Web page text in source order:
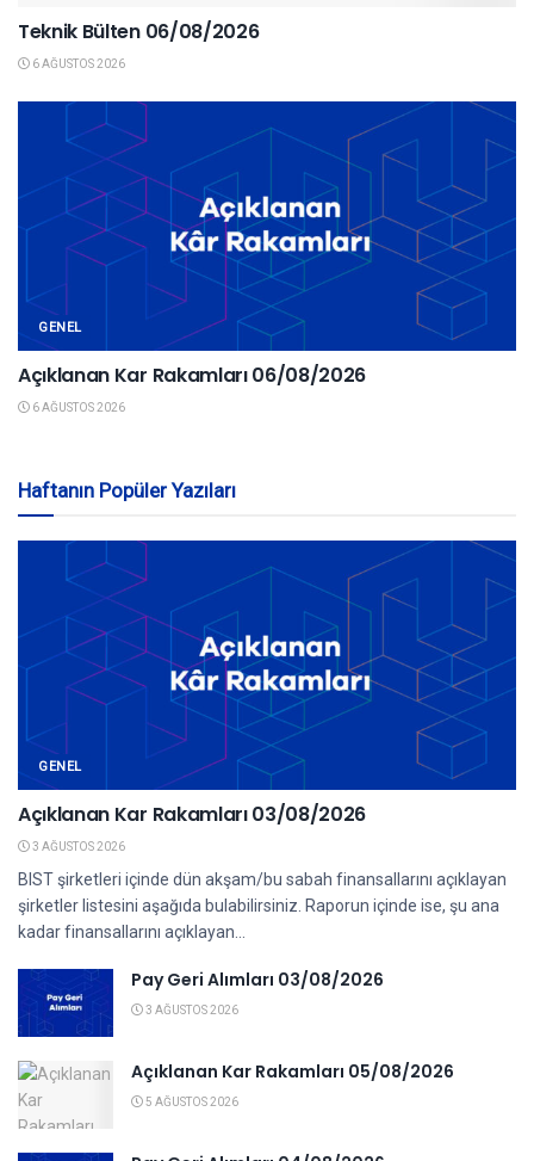
Teknik Bülten 06/08/2026
6 AĞUSTOS 2026
GENEL
Açıklanan Kar Rakamları 06/08/2026
6 AĞUSTOS 2026
Haftanın Popüler Yazıları
GENEL
Açıklanan Kar Rakamları 03/08/2026
3 AĞUSTOS 2026
BIST şirketleri içinde dün akşam/bu sabah finansallarını açıklayan
şirketler listesini aşağıda bulabilirsiniz. Raporun içinde ise, şu ana
kadar finansallarını açıklayan...
Pay Geri Alımları 03/08/2026
3 AĞUSTOS 2026
Açıklanan Kar Rakamları 05/08/2026
5 AĞUSTOS 2026